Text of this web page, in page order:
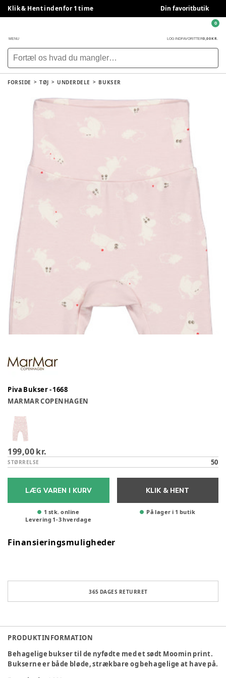
Klik & Hent indenfor 1 time Din favoritbutik
MENU LOG INDFAVORITTER0,00 KR.
0
FORSIDE TØJ UNDERDELE BUKSER
Piva Bukser - 1668
MARMAR COPENHAGEN
199,00 kr.
STØRRELSE 50
LÆG VAREN I KURV
1 stk. online
Levering 1-3hverdage
KLIK & HENT
På lager i 1 butik
Finansieringsmuligheder
365 DAGES RETURRET
PRODUKTINFORMATION
Behagelige bukser til de nyfødte med et sødt Moomin print.
Bukserne er både bløde, strækbare og behagelige at have på.